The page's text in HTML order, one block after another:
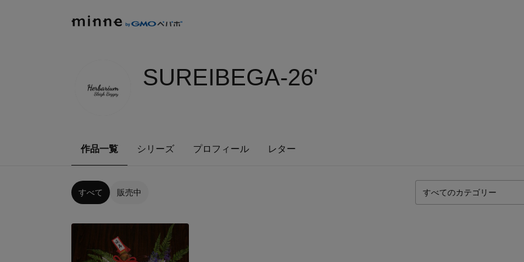
SUREIBEGA-26'
作品一覧 シリーズ プロフィール レター
すべて 販売中